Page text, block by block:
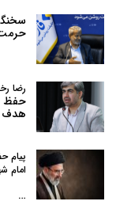
رضا
حفظ
هدف
پیام
امام
…